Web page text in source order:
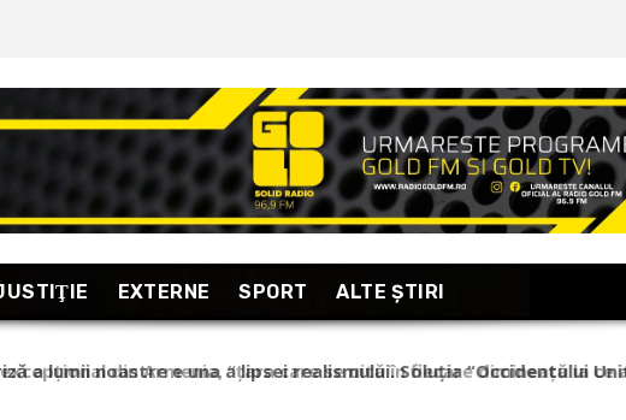
EXTERNE SPORT ALTE ŞTIRI
din Armenia, “țara care se uită în fiecare dimineață la ce a